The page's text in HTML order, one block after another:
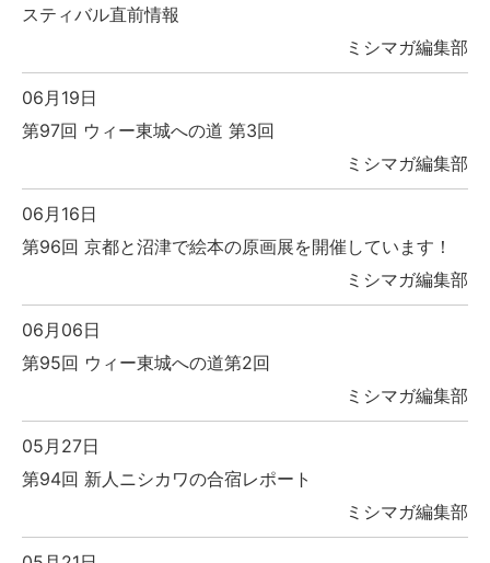
スティバル直前情報
ミシマガ編集部
06月19日
第97回 ウィー東城への道 第3回
ミシマガ編集部
06月16日
第96回 京都と沼津で絵本の原画展を開催しています！
ミシマガ編集部
06月06日
第95回 ウィー東城への道第2回
ミシマガ編集部
05月27日
第94回 新人ニシカワの合宿レポート
ミシマガ編集部